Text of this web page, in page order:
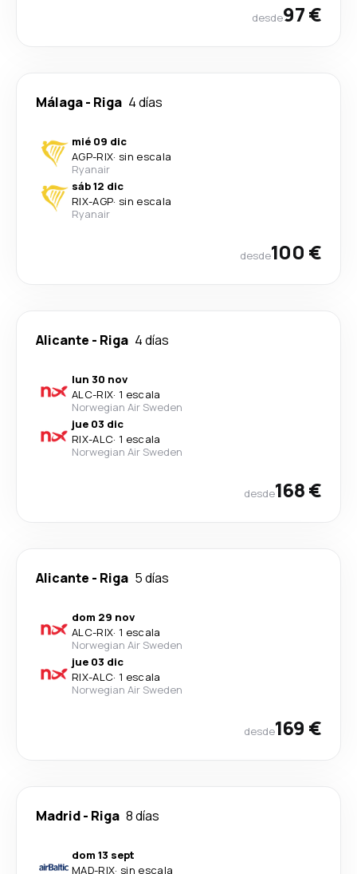
desde97 €
Málaga- Riga 4 días
mié 09 dic
AGP-RIX· sin escala
Ryanair
sáb 12 dic
RIX-AGP· sin escala
Ryanair
desde100 €
Alicante - Riga 4 días
lun 30 nov
ALC-RIX· 1 escala
Norwegian Air Sweden
jue 03 dic
RIX-ALC· 1 escala
Norwegian Air Sweden
desde168 €
Alicante - Riga 5 días
dom 29 nov
ALC-RIX· 1 escala
Norwegian Air Sweden
jue 03 dic
RIX-ALC· 1 escala
Norwegian Air Sweden
desde169 €
Madrid- Riga 8 días
dom 13 sept
MAD-RIX· sin escala